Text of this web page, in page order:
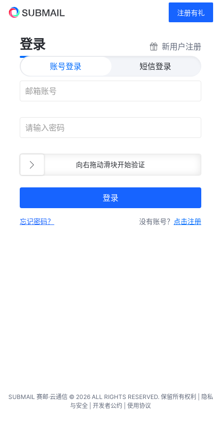
注册有礼
登录 新用户注册
账号登录 短信登录
向右拖动滑块开始验证
登录
忘记密码？ 没有账号？ 点击注册
SUBMAIL 赛邮·云通信 © 2026 ALL RIGHTS RESERVED. 保留所有权利 | 隐私
与安全
开发者公约 使用协议